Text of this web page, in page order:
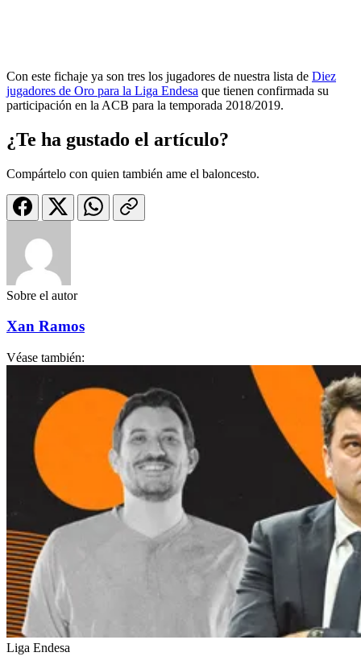
Con este fichaje ya son tres los jugadores de nuestra lista de Diez
jugadores de Oro para la Liga Endesa que tienen confirmada su
participación en la ACB para la temporada 2018/2019.
¿Te ha gustado el artículo?
Compártelo con quien también ame el baloncesto.
Sobre el autor
Xan Ramos
Véase también:
Liga Endesa